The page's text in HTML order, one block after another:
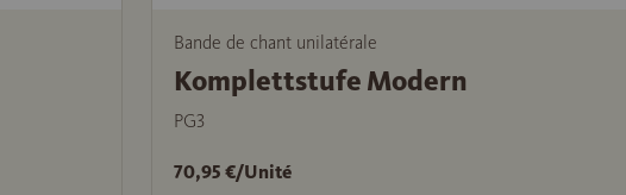
Bande de chant unilatérale
Komplettstufe Modern
PG3
70,95 €/Unité